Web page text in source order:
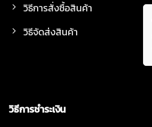
วิธีการสั่งซื้อสินค้า
วิธีจัดส่งสินค้า
วิธีการชำระเงิน